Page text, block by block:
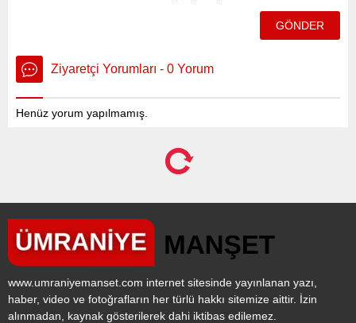
Ziyaretçi Yorumları - 0 Yorum
Henüz yorum yapılmamış.
www.umraniyemanset.com internet sitesinde yayınlanan yazı,
haber, video ve fotoğrafların her türlü hakkı sitemize aittir. İzin
alınmadan, kaynak gösterilerek dahi iktibas edilemez.